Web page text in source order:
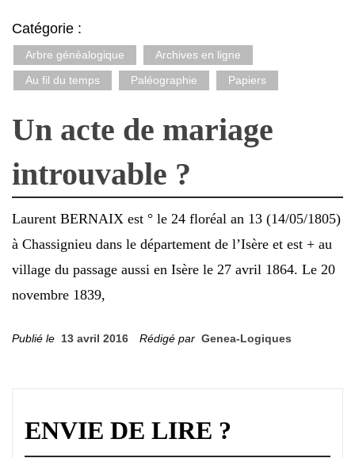
Catégorie :
Arbre généalogique
Archives en ligne
Au fil du temps
Paléographie Papiers
Un acte de mariage
introuvable ?
Laurent BERNAIX est ° le 24 floréal an 13 (14/05/1805)
à Chassignieu dans le département de l’Isère et est + au
village du passage aussi en Isère le 27 avril 1864. Le 20
novembre 1839,
Publié le 13 avril 2016 Rédigé par Genea-Logiques
ENVIE DE LIRE ?